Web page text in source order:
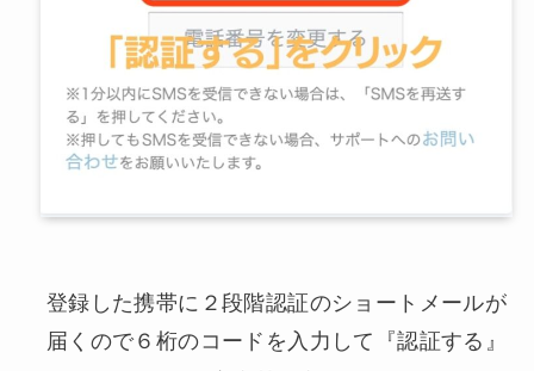
登録した携帯に２段階認証のショートメールが
届くので６桁のコードを入力して『認証する』